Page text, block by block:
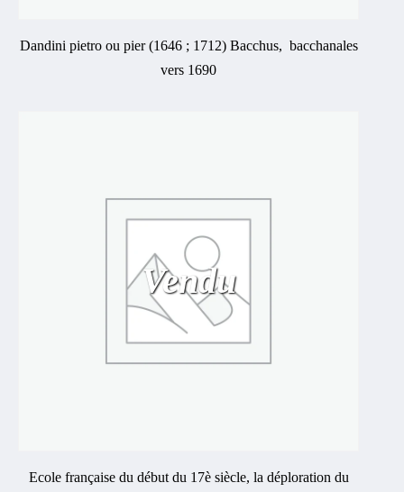
Dandini pietro ou pier (1646 ; 1712) Bacchus, bacchanales
vers 1690
Vendu
Ecole française du début du 17è siècle, la déploration du